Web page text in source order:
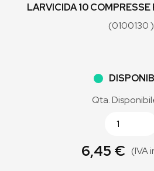
LARVICIDA 10
(0100130 )
Qta.
6,45 € (IVA